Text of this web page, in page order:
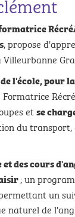
, propose
Villeurbanne
l'école, pour
etse
du
et des cours
; un
un
naturel de